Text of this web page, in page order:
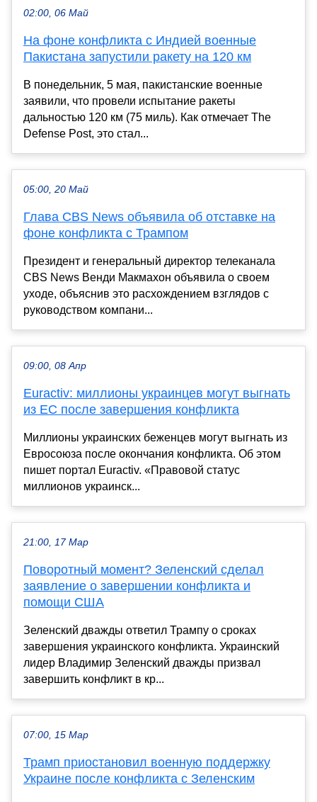
02:00, 06 Май
На фоне конфликта с Индией военные
Пакистана запустили ракету на 120 км
В понедельник, 5 мая, пакистанские военные
заявили, что провели испытание ракеты
дальностью 120 км (75 миль). Как отмечает The
Defense Post, это стал...
05:00, 20 Май
Глава CBS News объявила об отставке на
фоне конфликта с Трампом
Президент и генеральный директор телеканала
CBS News Венди Макмахон объявила о своем
уходе, объяснив это расхождением взглядов с
руководством компани...
09:00, 08 Апр
Euractiv: миллионы украинцев могут выгнать
из ЕС после завершения конфликта
Миллионы украинских беженцев могут выгнать из
Евросоюза после окончания конфликта. Об этом
пишет портал Euractiv. «Правовой статус
миллионов украинск...
21:00, 17 Мар
Поворотный момент? Зеленский сделал
заявление о завершении конфликта и
помощи США
Зеленский дважды ответил Трампу о сроках
завершения украинского конфликта. Украинский
лидер Владимир Зеленский дважды призвал
завершить конфликт в кр...
07:00, 15 Мар
Трамп приостановил военную поддержку
Украине после конфликта с Зеленским